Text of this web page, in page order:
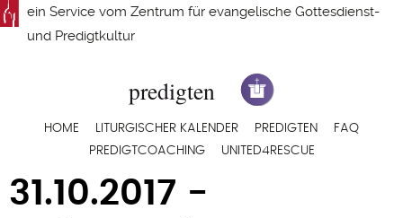
Direkt
zum
ein Service vom Zentrum für evangelische Gottesdienst-
und Predigtkultur
Hauptnavigation
HOME LITURGISCHER KALENDER PREDIGTEN
FAQ
PREDIGTCOACHING
UNITED4RESCUE
31.10.2017 -